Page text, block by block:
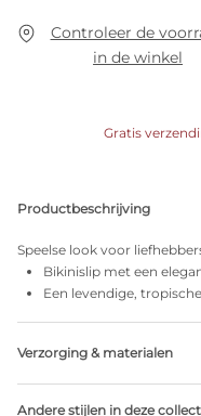
Controleer de
in de winkel
Gratis
Productbeschrijving
Speelse look voor
Bikinislip met een
Een levendige,
Verzorging & materialen
Andere stijlen in deze